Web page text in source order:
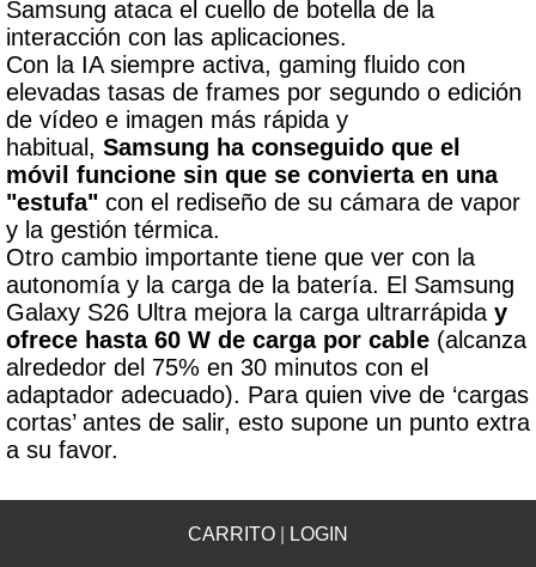
Samsung ataca el cuello de botella de la
interacción con las aplicaciones.
Con la IA siempre activa, gaming fluido con
elevadas tasas de frames por segundo o edición
de vídeo e imagen más rápida y
habitual, Samsung ha conseguido que el
móvil funcione sin que se convierta en una
"estufa" con el rediseño de su cámara de vapor
y la gestión térmica.
Otro cambio importante tiene que ver con la
autonomía y la carga de la batería. El Samsung
Galaxy S26 Ultra mejora la carga ultrarrápida y
ofrece hasta 60 W de carga por cable (alcanza
alrededor del 75% en 30 minutos con el
adaptador adecuado). Para quien vive de ‘cargas
cortas’ antes de salir, esto supone un punto extra
a su favor.
CARRITO LOGIN